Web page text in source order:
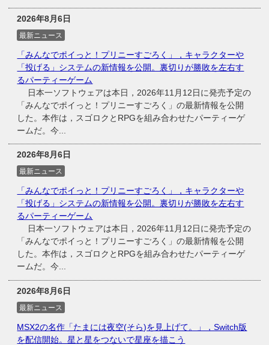
2026年8月6日
最新ニュース
「みんなでポイっと！プリニーすごろく」，キャラクターや
「投げる」システムの新情報を公開。裏切りが勝敗を左右す
るパーティーゲーム
日本一ソフトウェアは本日，2026年11月12日に発売予定の
「みんなでポイっと！プリニーすごろく」の最新情報を公開
した。本作は，スゴロクとRPGを組み合わせたパーティーゲ
ームだ。今...
2026年8月6日
最新ニュース
「みんなでポイっと！プリニーすごろく」，キャラクターや
「投げる」システムの新情報を公開。裏切りが勝敗を左右す
るパーティーゲーム
日本一ソフトウェアは本日，2026年11月12日に発売予定の
「みんなでポイっと！プリニーすごろく」の最新情報を公開
した。本作は，スゴロクとRPGを組み合わせたパーティーゲ
ームだ。今...
2026年8月6日
最新ニュース
MSX2の名作「たまには夜空(そら)を見上げて。」，Switch版
を配信開始。星と星をつないで星座を描こう